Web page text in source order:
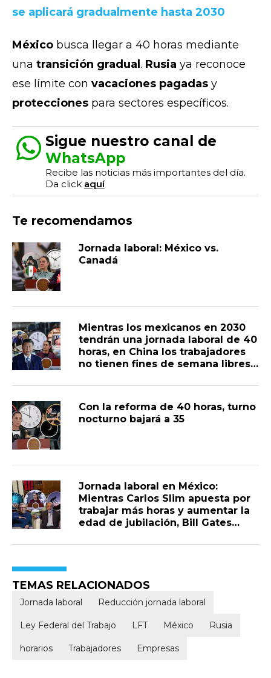
se aplicará gradualmente hasta 2030
México busca llegar a 40 horas mediante
una transición gradual . Rusia ya reconoce
ese límite con vacaciones pagadas y
protecciones para sectores específicos.
Sigue nuestro canal de
WhatsApp
Recibe las noticias más importantes del día.
Da click aquí
Te recomendamos
Jornada laboral: México vs.
Canadá
Mientras los mexicanos en 2030
tendrán una jornada laboral de 40
horas, en China los trabajadores
no tienen fines de semana libres
empresas les retienen sus
que permanezcan ahí
Con la reforma de 40 horas, turno
nocturno bajará a 35
Jornada laboral en México:
Mientras Carlos Slim apuesta por
trabajar más horas y aumentar la
edad de jubilación, Bill Gates
días con ayuda de la IA
TEMAS RELACIONADOS
Jornada laboral Reducción jornada laboral
Ley Federal del Trabajo LFT México Rusia
horarios Trabajadores Empresas